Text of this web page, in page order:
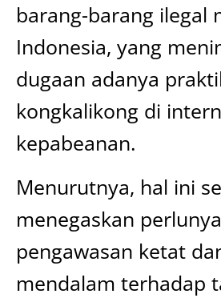
barang-barang ilegal
Indonesia, yang
dugaan adanya
kongkalikong di
kepabeanan.
Menurutnya, hal ini
menegaskan perlunya
pengawasan ketat
mendalam terhadap